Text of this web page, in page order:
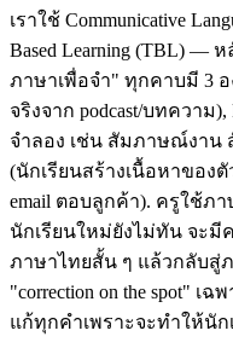
เราใช้ Communicative
Based Learning (TBL) —
ภาษาเพื่อจำ" ทุกคาบมี 3
จริงจาก podcast/บทความ
จำลอง เช่น สัมภาษณ์งาน สั่
(นักเรียนสร้างเนื้อหาของ
email ตอบลูกค้า). ครูใช้ภ
นักเรียนใหม่ยังไม่ทัน จะมี
ภาษาไทยสั้น ๆ แล้วกลับสู่ภ
"correction on the spot" เ
แก้ทุกคำเพราะจะทำให้นั